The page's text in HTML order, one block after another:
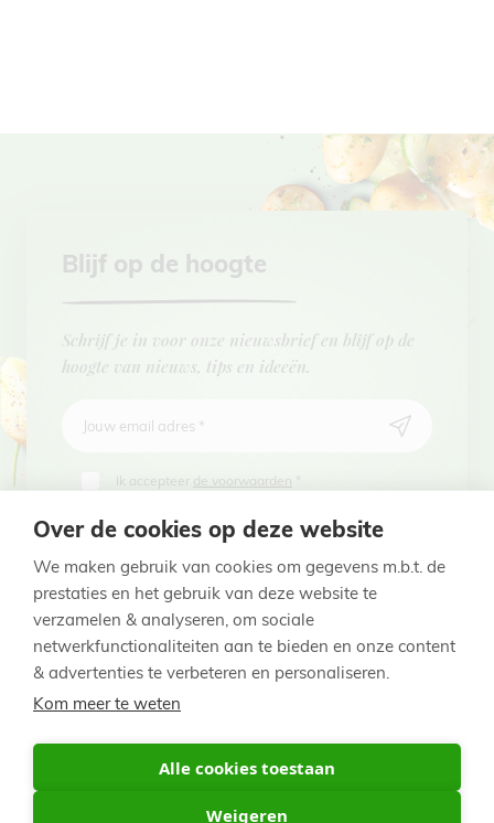
Over de cookies op deze website
We maken gebruik van cookies om gegevens m.b.t. de
prestaties en het gebruik van deze website te
verzamelen & analyseren, om sociale
netwerkfunctionaliteiten aan te bieden en onze content
& advertenties te verbeteren en personaliseren.
Kom meer te weten
Alle cookies toestaan
Weigeren
Blijf op de hoogte
Schrijf je in voor onze nieuwsbrief en blijf op de
hoogte van nieuws, tips en ideeën.
Jouw email adres *
Ik accepteer de voorwaarden *
Nederland
Nederland
Voet
Privacy Policy